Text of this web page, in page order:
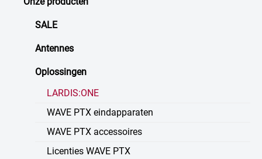
SALE
Antennes
Oplossingen
LARDIS:ONE
WAVE PTX eindapparaten
WAVE PTX accessoires
Licenties WAVE PTX